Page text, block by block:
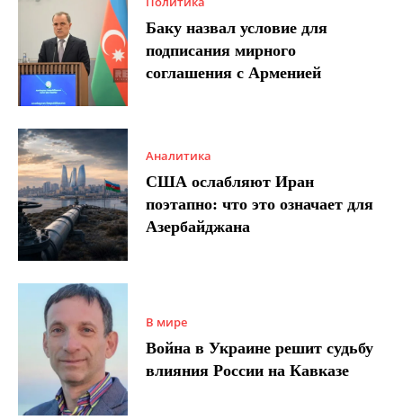
Баку назвал условие для
подписания мирного
соглашения с Арменией
Аналитика
США ослабляют Иран
поэтапно: что это означает для
Азербайджана
В мире
Война в Украине решит судьбу
влияния России на Кавказе